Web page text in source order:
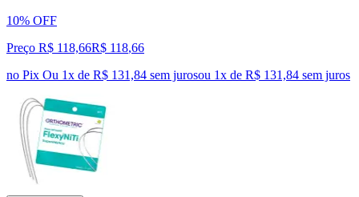
10% OFF
Preço R$ 118,66R$ 118,66
no Pix Ou 1x de R$ 131,84 sem jurosou 1x de R$ 131,84 sem juros